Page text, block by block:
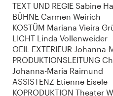
TEXT UND REGIE Sabine
BÜHNE Carmen Weirich
KOSTÜM Mariana Vieira
LICHT Linda Vollenweider
OEIL EXTERIEUR
PRODUKTIONSLEITUNG
Johanna-Maria Raimund
ASSISTENZ Etienne Eisele
KOPRODUKTION Theater